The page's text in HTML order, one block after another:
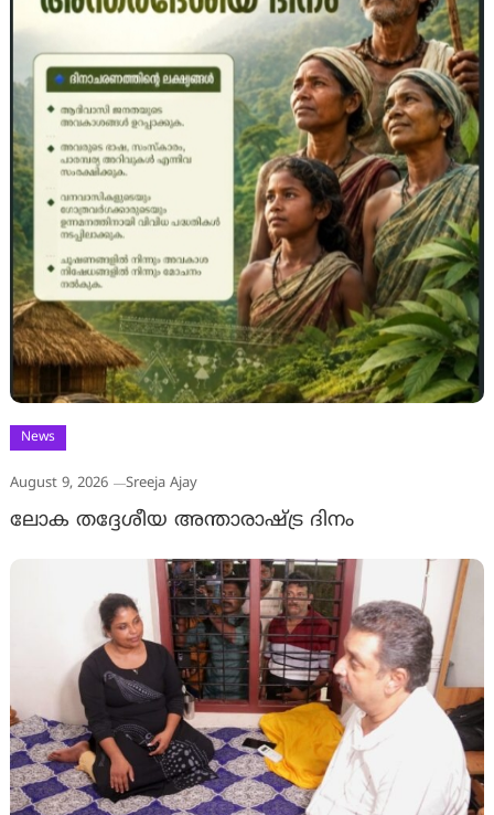
News
August 9, 2026 Sreeja Ajay
ലോക തദ്ദേശീയ അന്താരാഷ്ട്ര ദിനം